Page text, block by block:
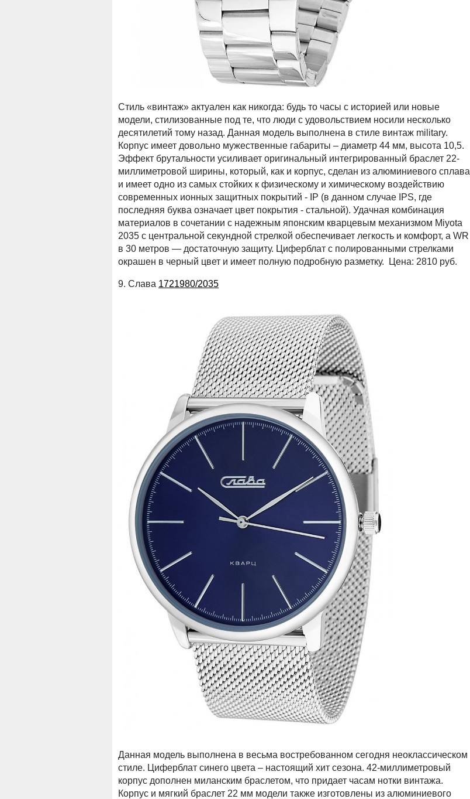
Стиль «винтаж» актуален как никогда: будь то часы с историей или новые
модели, стилизованные под те, что люди с удовольствием носили несколько
десятилетий тому назад. Данная модель выполнена в стиле винтаж military.
Корпус имеет довольно мужественные габариты – диаметр 44 мм, высота 10,5.
Эффект брутальности усиливает оригинальный интегрированный браслет 22-
миллиметровой ширины, который, как и корпус, сделан из алюминиевого сплава
и имеет одно из самых стойких к физическому и химическому воздействию
современных ионных защитных покрытий - IP (в данном случае IPS, где
последняя буква означает цвет покрытия - стальной). Удачная комбинация
материалов в сочетании с надежным японским кварцевым механизмом Miyota
2035 с центральной секундной стрелкой обеспечивает легкость и комфорт, а WR
в 30 метров — достаточную защиту. Циферблат с полированными стрелками
окрашен в черный цвет и имеет полную подробную разметку. Цена: 2810 руб.
9. Слава 1721980/2035
Данная модель выполнена в весьма востребованном сегодня неоклассическом
стиле. Циферблат синего цвета – настоящий хит сезона. 42-миллиметровый
корпус дополнен миланским браслетом, что придает часам нотки винтажа.
Корпус и мягкий браслет 22 мм модели также изготовлены из алюминиевого